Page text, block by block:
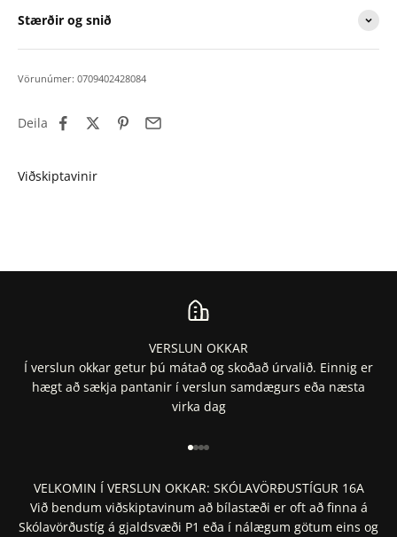
Stærðir og snið
Vörunúmer: 0709402428084
Deila
VERSLUN OKKAR
Í verslun okkar getur þú mátað og skoðað úrvalið. Einnig er
hægt að sækja pantanir í verslun samdægurs eða næsta
virka dag
Fara í 1
Fara í 2
Fara í 3
Fara í 4
VELKOMIN Í VERSLUN OKKAR: SKÓLAVÖRÐUSTÍGUR 16A
Við bendum viðskiptavinum að bílastæði er oft að finna á
Skólavörðustíg á gjaldsvæði P1 eða í nálægum götum eins og